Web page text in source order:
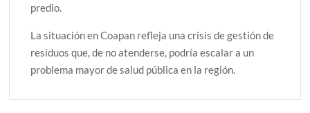
predio.
La situación en Coapan refleja una crisis de gestión de
residuos que, de no atenderse, podría escalar a un
problema mayor de salud pública en la región.